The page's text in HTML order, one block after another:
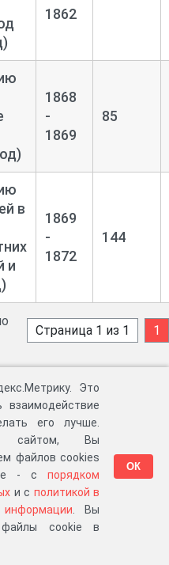
1862
1868
-
1869
85
в
и
1869
-
1872
144
Страница 1 из 1 1
Скорректировали:
пожалуйста, выделите
для внесения
Это
взаимодействие
его лучше.
сайтом, Вы
файлов cookies
же - с порядком
и с политикой в
. Вы
файлы cookie в
ОК